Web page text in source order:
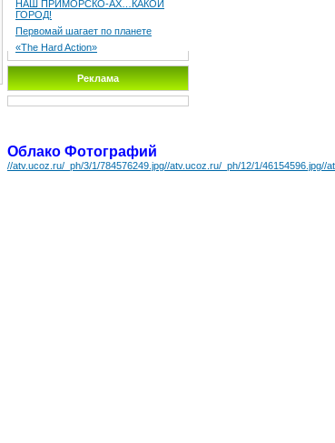
НАШ ПРИМОРСКО-АХ…КАКОЙ
ГОРОД!
Первомай шагает по планете
«The Hard Action»
Реклама
Облако Фотографий
//atv.ucoz.ru/_ph/3/1/784576249.jpg//atv.ucoz.ru/_ph/12/1/46154596.jpg//